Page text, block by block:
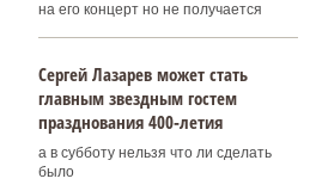
на его концерт но не получается
Сергей Лазарев может стать
главным звездным гостем
празднования 400‑летия
а в субботу нельзя что ли сделать
было